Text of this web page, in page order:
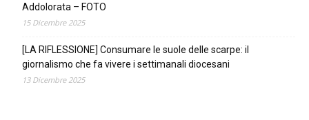
Addolorata – FOTO
15 Dicembre 2025
[LA RIFLESSIONE] Consumare le suole delle scarpe: il
giornalismo che fa vivere i settimanali diocesani
13 Dicembre 2025